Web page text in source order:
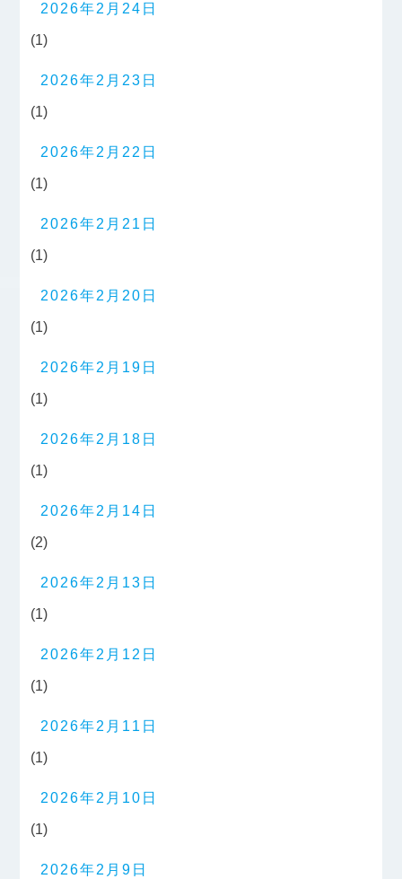
2026年2月24日
(1)
2026年2月23日
(1)
2026年2月22日
(1)
2026年2月21日
(1)
2026年2月20日
(1)
2026年2月19日
(1)
2026年2月18日
(1)
2026年2月14日
(2)
2026年2月13日
(1)
2026年2月12日
(1)
2026年2月11日
(1)
2026年2月10日
(1)
2026年2月9日